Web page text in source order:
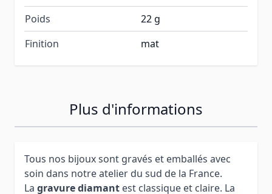
Poids
22 g
Finition
mat
Plus d'informations
Tous nos bijoux sont gravés et emballés avec
soin dans notre atelier du sud de la France.
La gravure diamant est classique et claire. La